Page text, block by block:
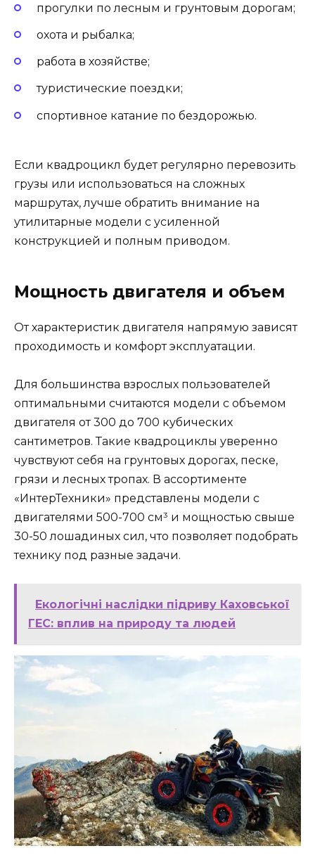
прогулки по лесным и грунтовым дорогам;
охота и рыбалка;
работа в хозяйстве;
туристические поездки;
спортивное катание по бездорожью.
Если квадроцикл будет регулярно перевозить
грузы или использоваться на сложных
маршрутах, лучше обратить внимание на
утилитарные модели с усиленной
конструкцией и полным приводом.
Мощность двигателя и объем
От характеристик двигателя напрямую зависят
проходимость и комфорт эксплуатации.
Для большинства взрослых пользователей
оптимальными считаются модели с объемом
двигателя от 300 до 700 кубических
сантиметров. Такие квадроциклы уверенно
чувствуют себя на грунтовых дорогах, песке,
грязи и лесных тропах. В ассортименте
«ИнтерТехники» представлены модели с
двигателями 500-700 см³ и мощностью свыше
30-50 лошадиных сил, что позволяет подобрать
технику под разные задачи.
Екологічні наслідки підриву Каховської
ГЕС: вплив на природу та людей